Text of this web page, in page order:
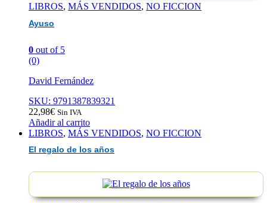
LIBROS, MÁS VENDIDOS, NO FICCION
Ayuso
0 out of 5
(0)
David Fernández
SKU: 9791387839321
22,98€ Sin IVA
Añadir al carrito
LIBROS, MÁS VENDIDOS, NO FICCION
El regalo de los años